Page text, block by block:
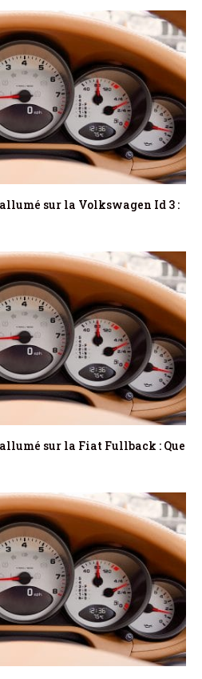
sur la Volkswagen Id 3 :
sur la Fiat Fullback : Que